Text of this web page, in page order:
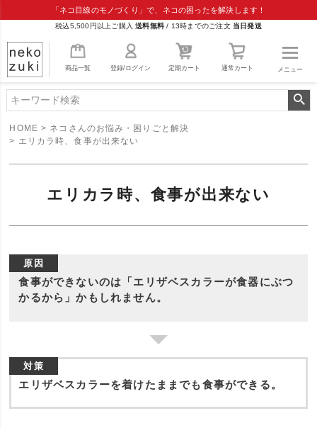
「ネコ目線のモノづくり」で、ネコの困ったを解決します！
税込5,500円以上ご購入送料無料 / 13時までのご注文 当日発送
商品一覧 登録/ログイン 定期カート 通常カート メニュー
HOME
ネコさんのお悩み・困りごと解決
エリカラ時、食事が出来ない
エリカラ時、食事が出来ない
原因
食事ができないのは「エリザベスカラーが食器にぶつ
かるから」かもしれません。
対策
エリザベスカラーを着けたままでも食事ができる。